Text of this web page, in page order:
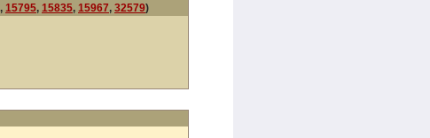
, 15795, 15835, 15967, 32579)